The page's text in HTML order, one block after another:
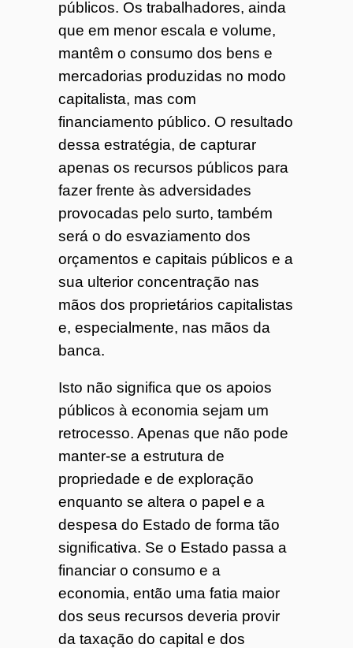
públicos. Os trabalhadores, ainda
que em menor escala e volume,
mantêm o consumo dos bens e
mercadorias produzidas no modo
capitalista, mas com
financiamento público. O resultado
dessa estratégia, de capturar
apenas os recursos públicos para
fazer frente às adversidades
provocadas pelo surto, também
será o do esvaziamento dos
orçamentos e capitais públicos e a
sua ulterior concentração nas
mãos dos proprietários capitalistas
e, especialmente, nas mãos da
banca.
Isto não significa que os apoios
públicos à economia sejam um
retrocesso. Apenas que não pode
manter-se a estrutura de
propriedade e de exploração
enquanto se altera o papel e a
despesa do Estado de forma tão
significativa. Se o Estado passa a
financiar o consumo e a
economia, então uma fatia maior
dos seus recursos deveria provir
da taxação do capital e dos